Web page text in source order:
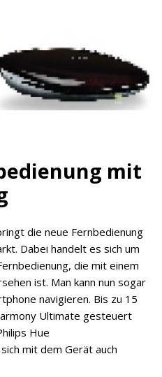
mit
die neue Fernbedienung
Dabei handelt es sich um
die mit einem
ist. Man kann nun sogar
navigieren. Bis zu 15
Ultimate gesteuert
Hue
mit dem Gerät auch